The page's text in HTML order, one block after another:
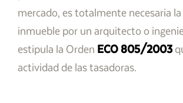
mercado, es totalmente necesaria
inmueble por un arquitecto o
estipula la Orden ECO 805/2003
actividad de las tasadoras.